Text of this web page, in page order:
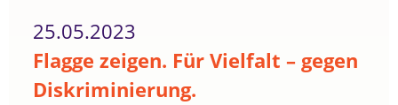
25.05.2023
Flagge zeigen. Für Vielfalt – gegen
Diskriminierung.